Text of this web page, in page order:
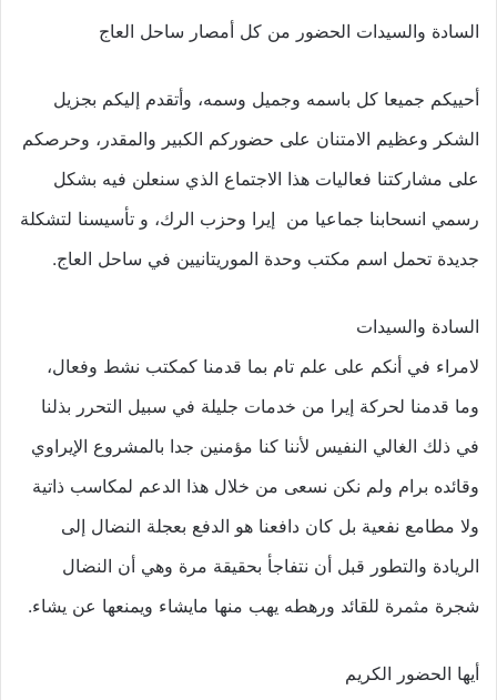
السادة والسيدات الحضور من كل أمصار ساحل العاج
أحييكم جميعا كل باسمه وجميل وسمه، وأتقدم إليكم بجزيل
الشكر وعظيم الامتنان على حضوركم الكبير والمقدر، وحرصكم
على مشاركتنا فعاليات هذا الاجتماع الذي سنعلن فيه بشكل
رسمي انسحابنا جماعيا من إيرا وحزب الرك، و تأسيسنا لتشكلة
جديدة تحمل اسم مكتب وحدة الموريتانيين في ساحل العاج.
السادة والسيدات
لامراء في أنكم على علم تام بما قدمنا كمكتب نشط وفعال،
وما قدمنا لحركة إيرا من خدمات جليلة في سبيل التحرر بذلنا
في ذلك الغالي النفيس لأننا كنا مؤمنين جدا بالمشروع الإيراوي
وقائده برام ولم نكن نسعى من خلال هذا الدعم لمكاسب ذاتية
ولا مطامع نفعية بل كان دافعنا هو الدفع بعجلة النضال إلى
الريادة والتطور قبل أن نتفاجأ بحقيقة مرة وهي أن النضال
شجرة مثمرة للقائد ورهطه يهب منها مايشاء ويمنعها عن يشاء.
أيها الحضور الكريم